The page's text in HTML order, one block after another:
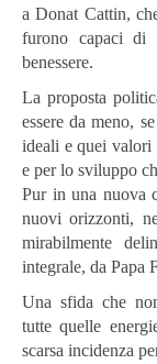
a Donat Cattin,
furono capaci di
benessere.
La proposta
essere da meno,
ideali e quei valori
e per lo sviluppo
Pur in una nuova
nuovi orizzonti,
mirabilmente
integrale, da Papa
Una sfida che
tutte quelle
scarsa incidenza